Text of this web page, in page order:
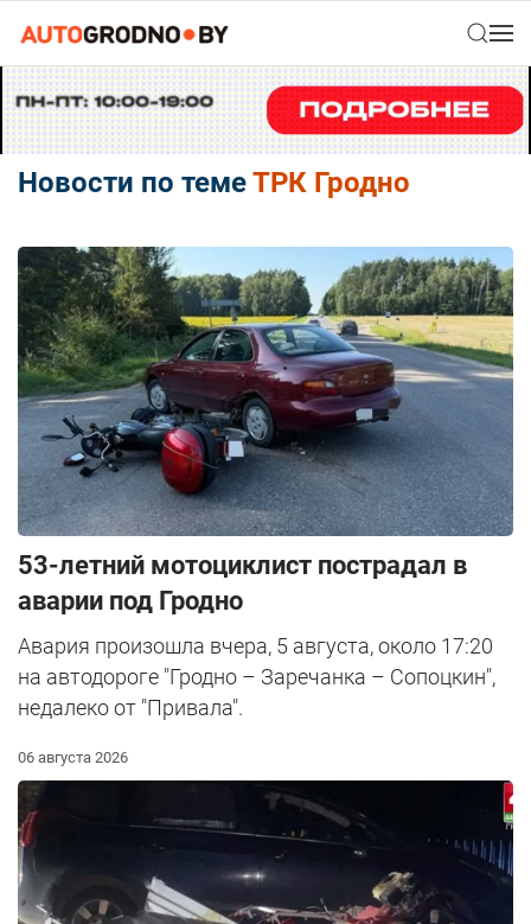
Новости по темеТРК Гродно
53-летний мотоциклист пострадал в
аварии под Гродно
Авария произошла вчера, 5 августа, около 17:20
на автодороге "Гродно – Заречанка – Сопоцкин",
недалеко от "Привала".
06 августа 2026